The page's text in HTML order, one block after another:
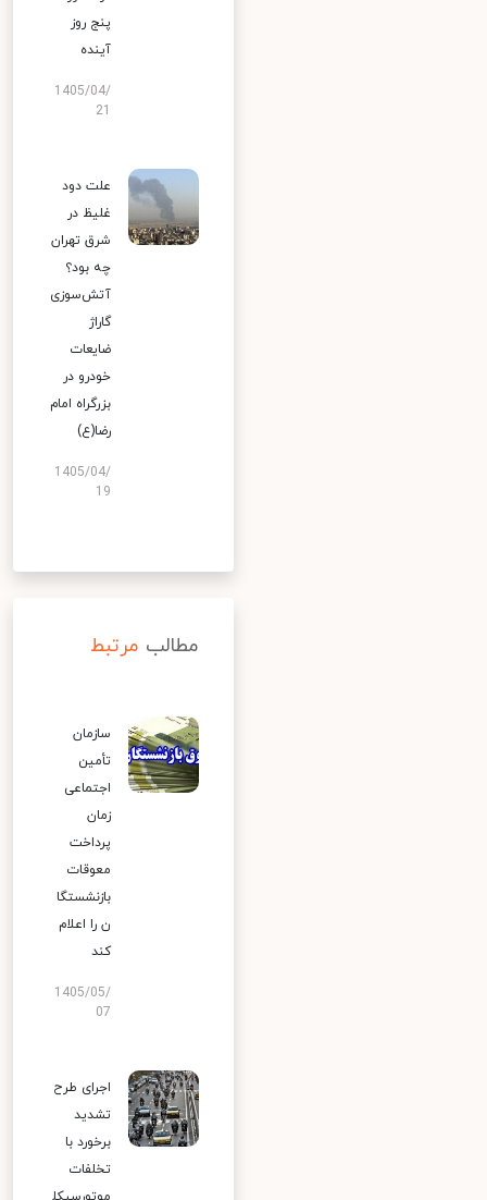
پنج روز
آینده
1405/04/
علت دود
غلیظ در
شرق تهران
چه بود؟
آتش‌سوزی
گاراژ
ضایعات
خودرو در
بزرگراه امام
رضا(ع)
1405/04/
19
مطالب مرتبط
سازمان
تأمین
اجتماعی
زمان
پرداخت
معوقات
بازنشستگا
ن را اعلام
کند
1405/05/
07
اجرای طرح
تشدید
برخورد با
تخلفات